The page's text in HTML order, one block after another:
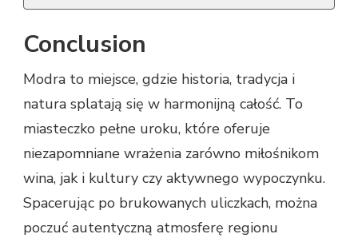
Conclusion
Modra to miejsce, gdzie historia, tradycja i
natura splatają się w harmonijną całość. To
miasteczko pełne uroku, które oferuje
niezapomniane wrażenia zarówno miłośnikom
wina, jak i kultury czy aktywnego wypoczynku.
Spacerując po brukowanych uliczkach, można
poczuć autentyczną atmosferę regionu